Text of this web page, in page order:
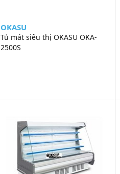
OKASU
Tủ mát siêu thị OKASU OKA-
2500S